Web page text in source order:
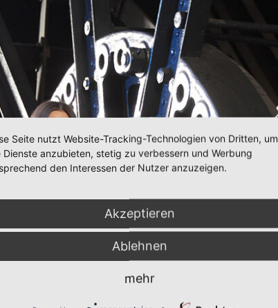
Seite nutzt Website-Tracking-Technologien von Dritten, um
Dienste anzubieten, stetig zu verbessern und Werbung
den Interessen der Nutzer anzuzeigen.
Akzeptieren
Ablehnen
mehr